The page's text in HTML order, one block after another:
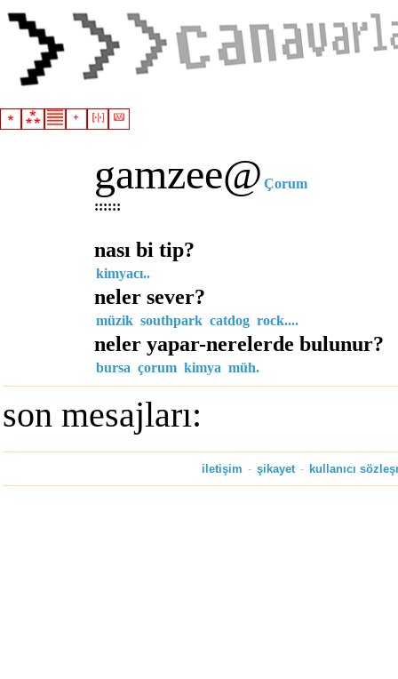
gamzee@ Çorum
::::::
nası bi tip?
kimyacı..
neler sever?
müzik southpark catdog rock....
neler yapar-nerelerde bulunur?
bursa çorum kimya müh.
son mesajları:
iletişim - şikayet - kullanıcı